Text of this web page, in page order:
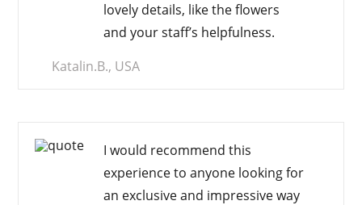
lovely details, like the flowers
and your staff’s helpfulness.
Katalin.B., USA
I would recommend this
experience to anyone looking for
an exclusive and impressiveway